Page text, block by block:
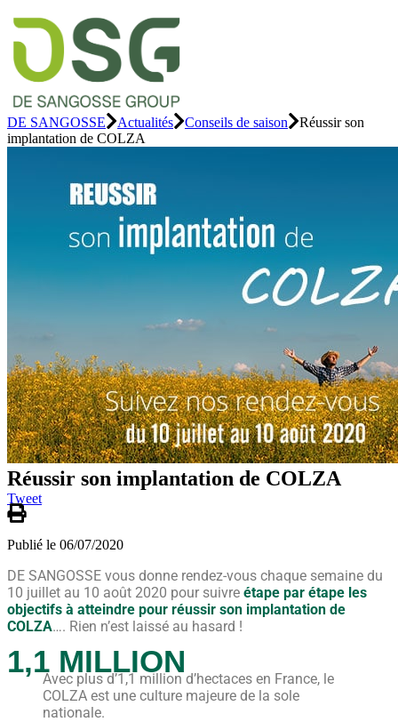
DE SANGOSSE Actualités Conseils de saison
Réussir son
implantation de COLZA
Réussir son implantation de COLZA
Tweet
Publié le 06/07/2020
DE SANGOSSE vous donne rendez-vous chaque semaine du
10 juillet au 10 août 2020 pour suivre étape par étape les
objectifs à atteindre pour réussir son implantation de
COLZA…. Rien n’est laissé au hasard !
1,1 MILLION
Avec plus d’1,1 million d’hectaces en France, le
COLZA est une culture majeure de la sole
nationale.